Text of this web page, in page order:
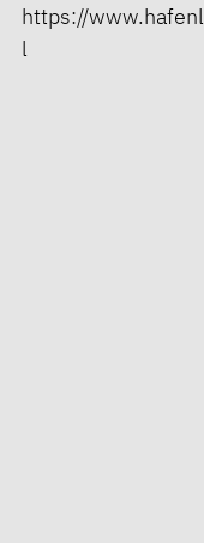
https://
l